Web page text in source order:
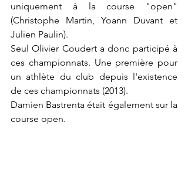
uniquement à la course "open"
(Christophe Martin, Yoann Duvant et
Julien Paulin).
Seul Olivier Coudert a donc participé à
ces championnats. Une première pour
un athlète du club depuis l'existence
de ces championnats (2013).
Damien Bastrenta était également sur la
course open.